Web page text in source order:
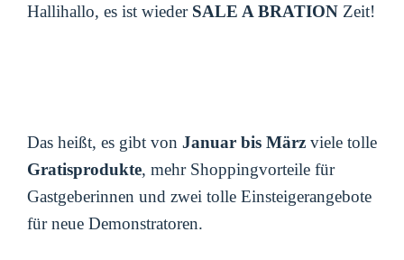
Hallihallo, es ist wieder SALE A BRATION Zeit!
Das heißt, es gibt von Januar bis März viele tolle
Gratisprodukte, mehr Shoppingvorteile für
Gastgeberinnen und zwei tolle Einsteigerangebote
für neue Demonstratoren.